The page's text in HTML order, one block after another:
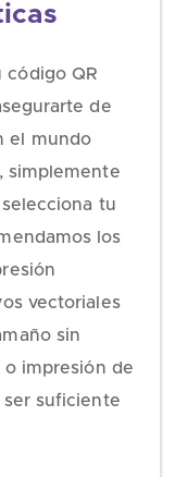
código QR
de
el mundo
simplemente
tu
los
vectoriales
sin
o impresión de
ser suficiente